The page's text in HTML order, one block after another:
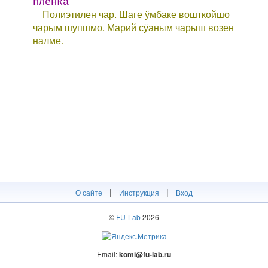
Полиэтилен чар. Шаге ӱмбаке вошткойшо
чарым шупшмо. Марий сӱаным чарыш возен
налме.
О сайте | Инструкция | Вход
© FU-Lab2026
Email:komi@fu-lab.ru